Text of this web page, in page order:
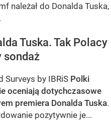
należał do Donalda Tuska,
Tuska. Tak Polacy
sondaż
Surveys by IBRiS Polki
oceniają dotychczasowe
premiera Donalda Tuska.
pozytywnie je...